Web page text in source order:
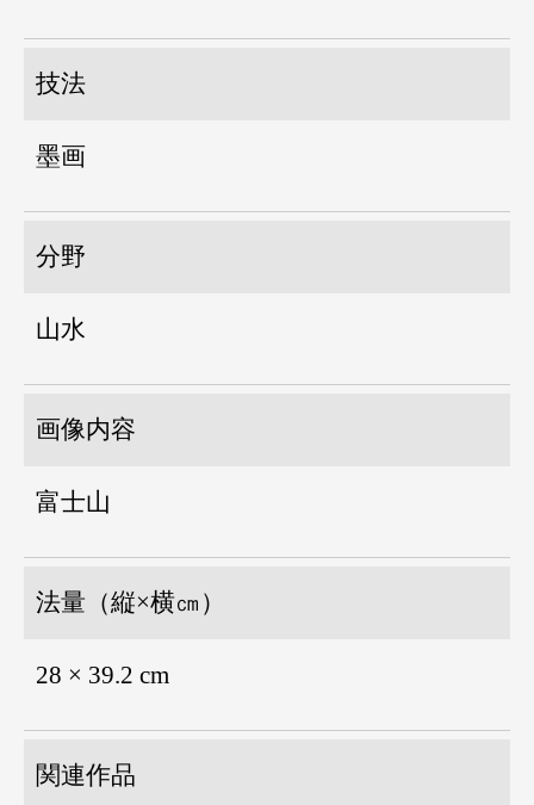
技法
墨画
分野
山水
画像内容
富士山
法量（縦×横㎝）
28 × 39.2 cm
関連作品